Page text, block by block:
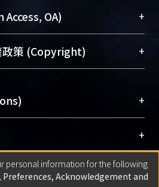
and promote researcher
works, Library integrates the
with “Academic
OA) +
度提升資訊取用性的社會運
是透過將研究著作公開供使
速研究發展、提升研究影響
選深入了解OA）
政策 (Copyright) +
匯入者所有，或由第三方贊
認該版權所有者及第三方同
the submission is your
you have the right to
upload.
+
Guide)
Manual)
Service)
+
計算機中心帳號登入
+
personal information for the following
Acknowledgement and